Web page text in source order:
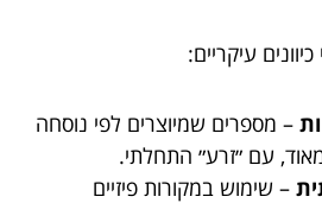
עיקריים:
– מספרים שמיוצרים לפי נוסחה
עם ״זרע״ התחלתי.
– שימוש במקורות פיזיים